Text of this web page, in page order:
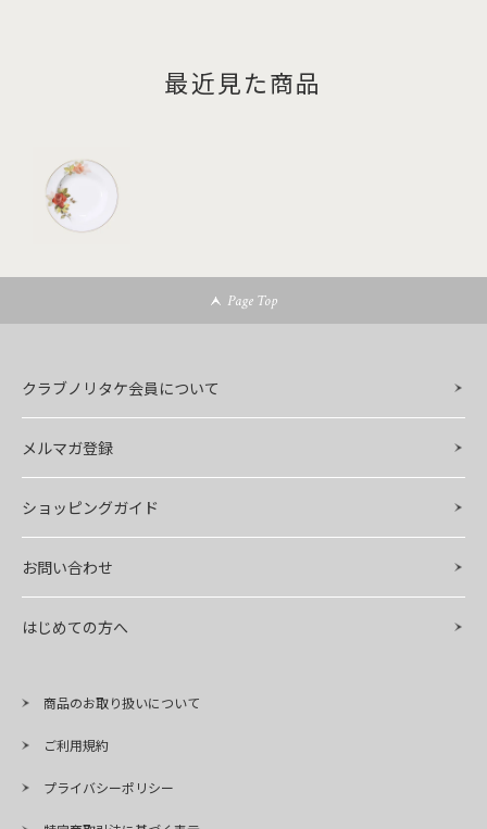
最近見た商品
Page Top
クラブノリタケ会員について
メルマガ登録
ショッピングガイド
お問い合わせ
はじめての方へ
商品のお取り扱いについて
ご利用規約
プライバシーポリシー